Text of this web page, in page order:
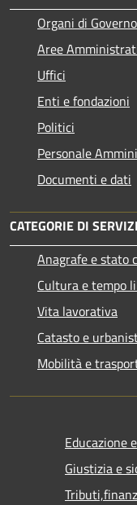
Organi di Governo
Aree
Uffici
Enti e fondazioni
Politici
Personale
Documenti e dati
CATEGORIE DI
Anagrafe e stato
Cultura e tempo
Vita lavorativa
Catasto e
Mobilità e
Educazione
Giustizia e